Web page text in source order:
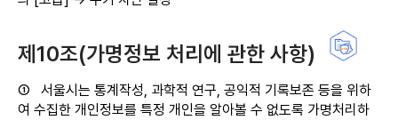
제10조(가명정보 처리에 관한 사항)
① 서울시는 통계작성, 과학적 연구, 공익적 기록보존 등을 위하
여 수집한 개인정보를 특정 개인을 알아볼 수 없도록 가명처리하